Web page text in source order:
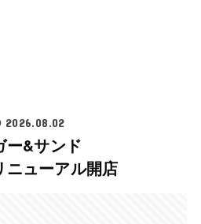
2026.08.02
ー&サンド
ニューアル開店